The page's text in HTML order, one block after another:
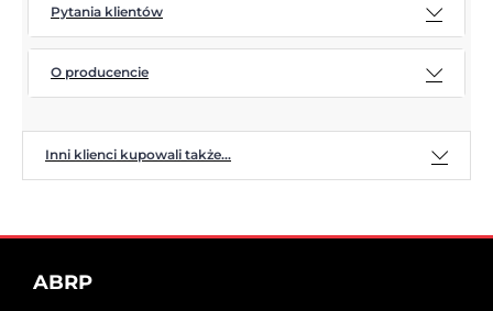
Pytania klientów
O producencie
Inni klienci kupowali także...
ABRP